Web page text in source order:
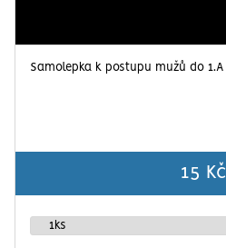
Samolepka k postupu mužů do 1.A
15 Kč